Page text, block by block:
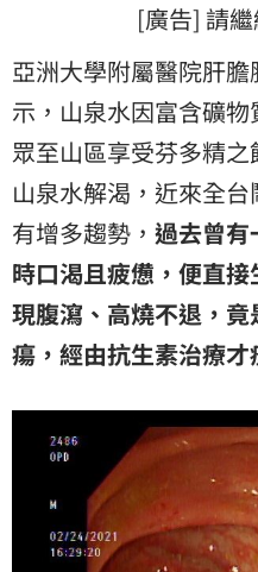
[廣告] 請
亞洲大學附屬醫院肝
示，山泉水因富含礦
眾至山區享受芬多精
山泉水解渴，近來全
有增多趨勢， 過去曾有
時口渴且疲憊，便直
現腹瀉、高燒不退，
瘍，經由抗生素治療才